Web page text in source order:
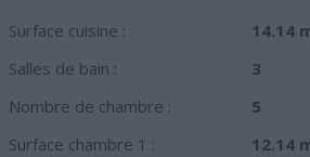
Surface cuisine :
14.14
Salles de bain :
3
Nombre de chambre :
5
Surface chambre 1 :
12.14